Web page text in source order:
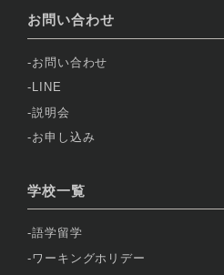
お問い合わせ
お問い合わせ
LINE
説明会
お申し込み
学校一覧
語学留学
ワーキングホリデー